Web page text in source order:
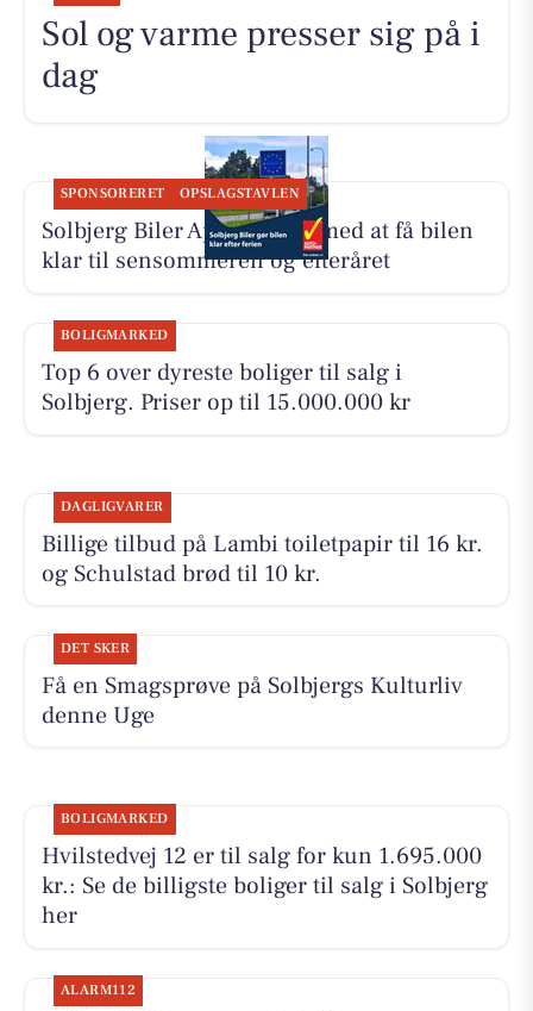
Sol og varme presser sig på i
dag
SPONSORERET OPSLAGSTAVLEN
Solbjerg Biler ApS hjælper med at få bilen
klar til sensommeren og efteråret
BOLIGMARKED
Top 6 over dyreste boliger til salg i
Solbjerg. Priser op til 15.000.000 kr
DAGLIGVARER
Billige tilbud på Lambi toiletpapir til 16 kr.
og Schulstad brød til 10 kr.
DET SKER
Få en Smagsprøve på Solbjergs Kulturliv
denne Uge
BOLIGMARKED
Hvilstedvej 12 er til salg for kun 1.695.000
kr.: Se de billigste boliger til salg i Solbjerg
her
ALARM112